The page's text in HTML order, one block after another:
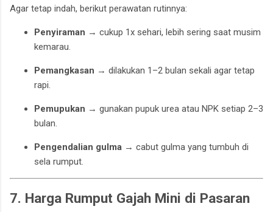
Agar tetap indah, berikut perawatan rutinnya:
Penyiraman → cukup 1x sehari, lebih sering saat musim
kemarau.
Pemangkasan → dilakukan 1–2 bulan sekali agar tetap
rapi.
Pemupukan → gunakan pupuk urea atau NPK setiap 2–3
bulan.
Pengendalian gulma → cabut gulma yang tumbuh di
sela rumput.
7. Harga Rumput Gajah Mini di Pasaran